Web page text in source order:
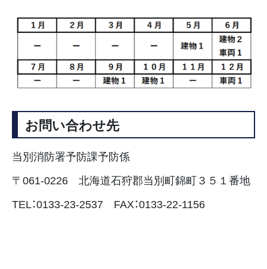
お問い合わせ先
当別消防署予防課予防係
〒061-0226 北海道石狩郡当別町錦町３５１番地
TEL：0133-23-2537 FAX：0133-22-1156